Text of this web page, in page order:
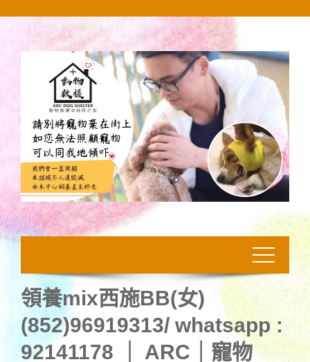
領養mix西施BB(女)
(852)96919313/ whatsapp :
92141178 ｜ ARC｜寵物